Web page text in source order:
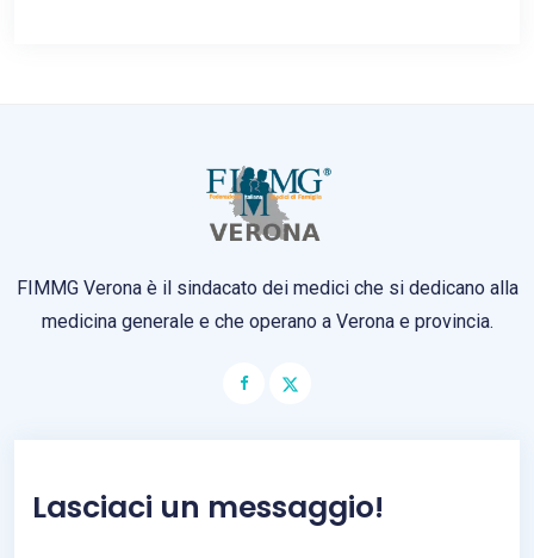
FIMMG Verona è il sindacato dei medici che si dedicano alla
medicina generale e che operano a Verona e provincia.
Lasciaci un messaggio!